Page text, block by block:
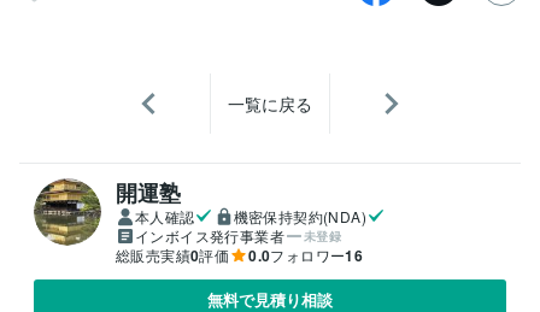
一覧に戻る
開運塾
本人確認
機密保持契約(NDA)
インボイス発行事業者
未登録
総販売実績0評価 0.0フォロワー16
無料で見積り相談